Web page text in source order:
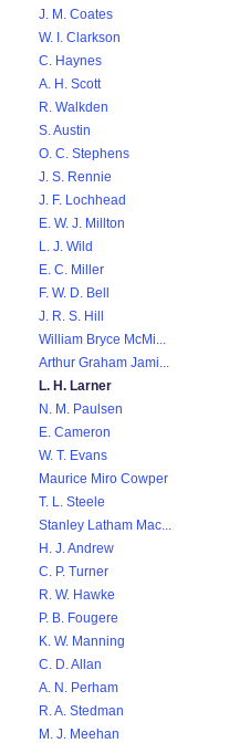
J. M. Coates
W. I. Clarkson
C. Haynes
A. H. Scott
R. Walkden
S. Austin
O. C. Stephens
J. S. Rennie
J. F. Lochhead
E. W. J. Millton
L. J. Wild
E. C. Miller
F. W. D. Bell
J. R. S. Hill
William Bryce McMi...
Arthur Graham Jami...
L. H. Larner
N. M. Paulsen
E. Cameron
W. T. Evans
Maurice Miro Cowper
T. L. Steele
Stanley Latham Mac...
H. J. Andrew
C. P. Turner
R. W. Hawke
P. B. Fougere
K. W. Manning
C. D. Allan
A. N. Perham
R. A. Stedman
M. J. Meehan